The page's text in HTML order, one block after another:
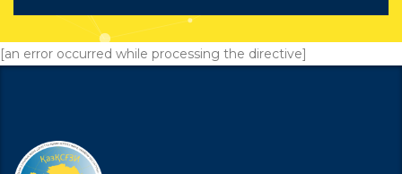
[an error occurred while processing the directive]